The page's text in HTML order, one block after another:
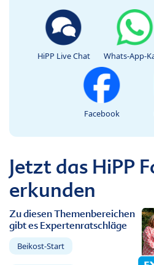
HiPP Live Chat Whats-App-
Facebook
Jetzt das HiPP
erkunden
Zu diesen Themenbereichen
gibt es Expertenratschläge
Beikost-Start